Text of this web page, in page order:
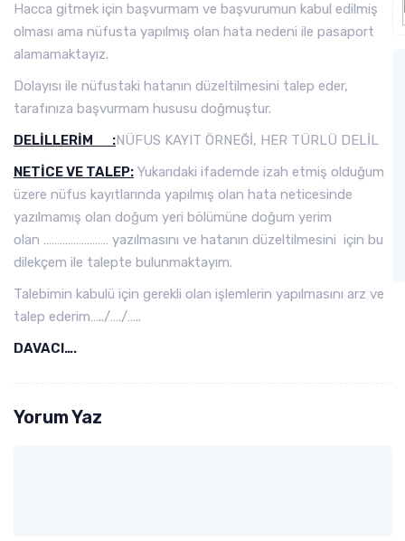
Hacca gitmek için başvurmam ve başvurumun kabul edilmiş
olması ama nüfusta yapılmış olan hata nedeni ile pasaport
alamamaktayız.
Dolayısı ile nüfustaki hatanın düzeltilmesini talep eder,
tarafınıza başvurmam hususu doğmuştur.
DELİLLERİM :NÜFUS KAYIT ÖRNEĞİ, HER TÜRLÜ DELİL
NETİCE VE TALEP: Yukarıdaki ifademde izah etmiş olduğum
üzere nüfus kayıtlarında yapılmış olan hata neticesinde
yazılmamış olan doğum yeri bölümüne doğum yerim
olan …………………… yazılmasını ve hatanın düzeltilmesini için bu
dilekçem ile talepte bulunmaktayım.
Talebimin kabulü için gerekli olan işlemlerin yapılmasını arz ve
talep ederim…../…./…..
DAVACI….
Yorum Yaz